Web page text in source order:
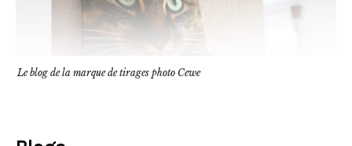
Le blog de la marque de tirages photo Cewe